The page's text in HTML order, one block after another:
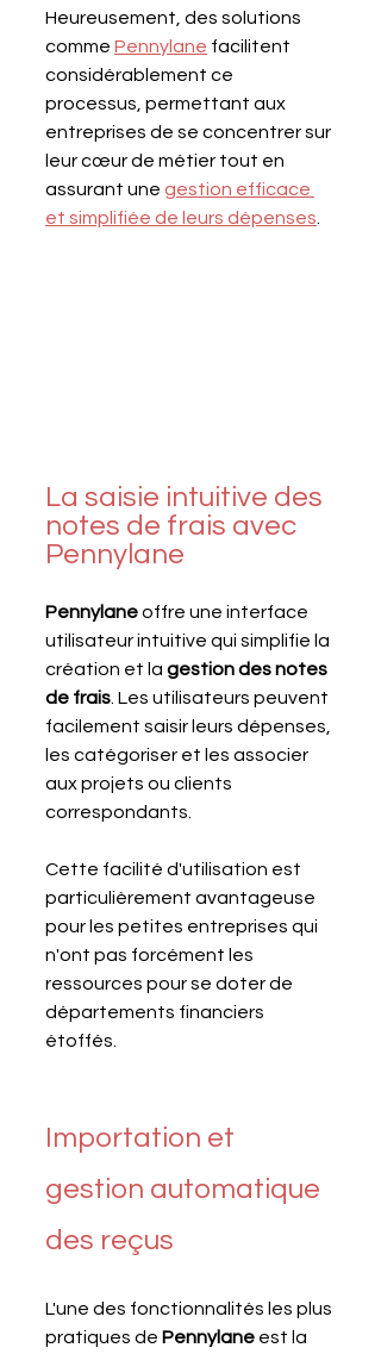
Heureusement, des solutions
comme Pennylane facilitent
considérablement ce
processus, permettant aux
entreprises de se concentrer sur
leur cœur de métier tout en
assurant une gestion efficace
et simplifiée de leurs dépenses
La saisie intuitive des
notes de frais avec
Pennylane
Pennylane offre une interface
utilisateur intuitive qui simplifie la
création et la gestion des notes
de frais . Les utilisateurs peuvent
facilement saisir leurs dépenses,
les catégoriser et les associer
aux projets ou clients
correspondants.
Cette facilité d'utilisation est
particulièrement avantageuse
pour les petites entreprises qui
n'ont pas forcément les
ressources pour se doter de
départements financiers
étoffés.
Importation et
gestion automatique
des reçus
L'une des fonctionnalités les plus
pratiques de Pennylane est la